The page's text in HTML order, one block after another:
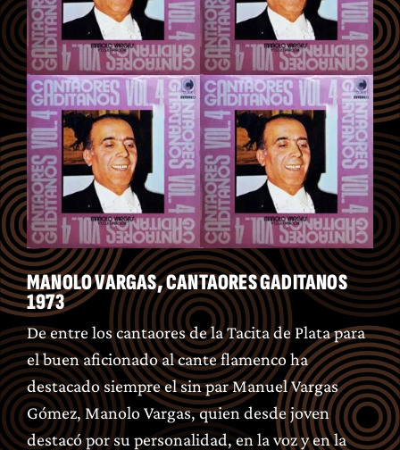
MANOLO VARGAS, CANTAORES GADITANOS
1973
De entre los cantaores de la Tacita de Plata para
el buen aficionado al cante flamenco ha
destacado siempre el sin par Manuel Vargas
Gómez, Manolo Vargas, quien desde joven
destacó por su personalidad, en la voz y en la